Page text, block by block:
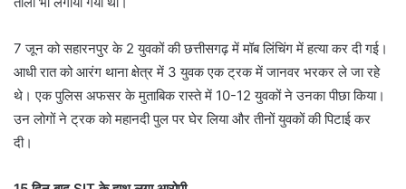
7 जून को सहारनपुर के 2 युवकों की छत्तीसगढ़ में मॉब लिंचिंग में हत्या कर दी गई।
आधी रात को आरंग थाना क्षेत्र में 3 युवक एक ट्रक में जानवर भरकर ले जा रहे
थे। एक पुलिस अफसर के मुताबिक रास्ते में 10-12 युवकों ने उनका पीछा किया।
उन लोगों ने ट्रक को महानदी पुल पर घेर लिया और तीनों युवकों की पिटाई कर
दी।